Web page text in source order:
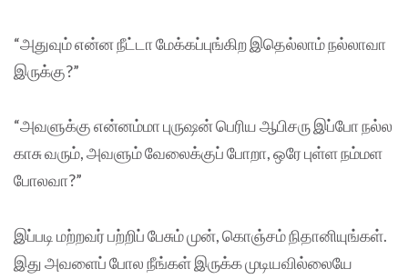
“அதுவும் என்ன நீட்டா மேக்கப்புங்கிற இதெல்லாம் நல்லாவா
இருக்கு?”
“அவளுக்கு என்னம்மா புருஷன் பெரிய ஆபிசரு இப்போ நல்ல
காசு வரும், அவளும் வேலைக்குப் போறா, ஒரே புள்ள நம்மள
போலவா?”
இப்படி மற்றவர் பற்றிப் பேசும் முன், கொஞ்சம் நிதானியுங்கள்.
இது அவளைப் போல நீங்கள் இருக்க முடியவில்லையே